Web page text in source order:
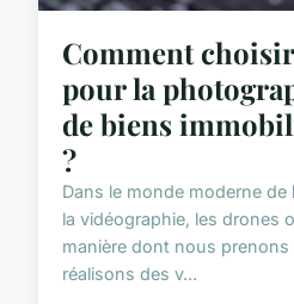
Comment
pour la
de biens
?
Dans le monde moderne
la vidéographie, les drones
manière dont nous
réalisons des v...